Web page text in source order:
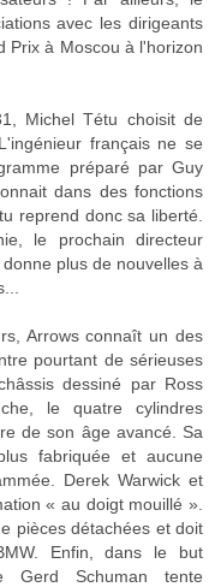
avec les dirigeants
Prix à Moscou à l'horizon
Michel Tétu choisit de
français ne se
préparé par Guy
dans des fonctions
reprend donc sa liberté.
le prochain directeur
plus de nouvelles à
Arrows connaît un des
pourtant de sérieuses
dessiné par Ross
le quatre cylindres
de son âge avancé. Sa
fabriquée et aucune
Derek Warwick et
« au doigt mouillé ».
pièces détachées et doit
Enfin, dans le but
Gerd Schuman tente